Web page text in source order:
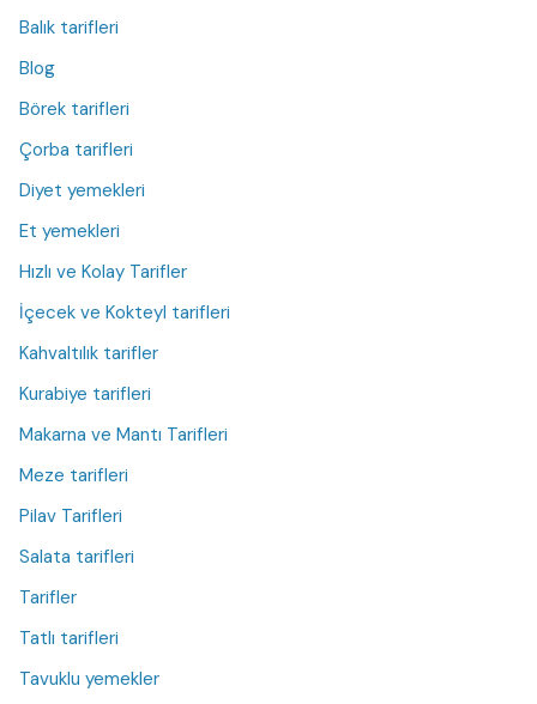
Balık tarifleri
Blog
Börek tarifleri
Çorba tarifleri
Diyet yemekleri
Et yemekleri
Hızlı ve Kolay Tarifler
İçecek ve Kokteyl tarifleri
Kahvaltılık tarifler
Kurabiye tarifleri
Makarna ve Mantı Tarifleri
Meze tarifleri
Pilav Tarifleri
Salata tarifleri
Tarifler
Tatlı tarifleri
Tavuklu yemekler